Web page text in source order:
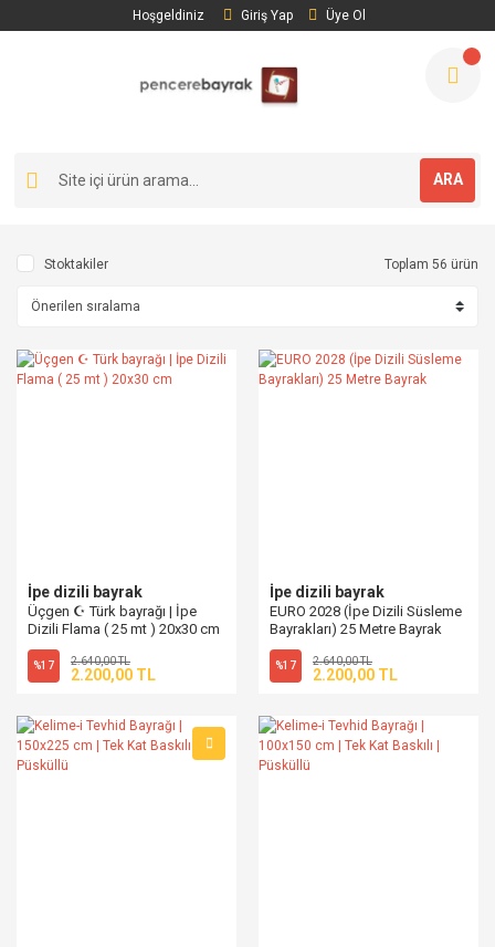
Hoşgeldiniz Giriş Yap Üye Ol
ARA
Stoktakiler Toplam 56 ürün
İpe dizili bayrak
Üçgen ☪ Türk bayrağı | İpe
Dizili Flama ( 25 mt ) 20x30 cm
%17 2.640,00 TL
2.200,00 TL
İpe dizili bayrak
EURO 2028 (İpe Dizili Süsleme
Bayrakları) 25 Metre Bayrak
%17 2.640,00 TL
2.200,00 TL